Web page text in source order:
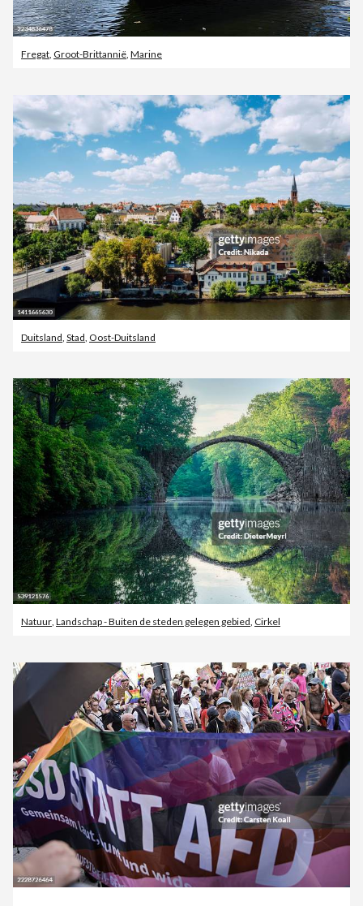
Fregat Groot-Brittannië Marine
Duitsland, Stad, Oost-Duitsland
Natuur Landschap - Buiten de steden gelegen gebied Cirkel